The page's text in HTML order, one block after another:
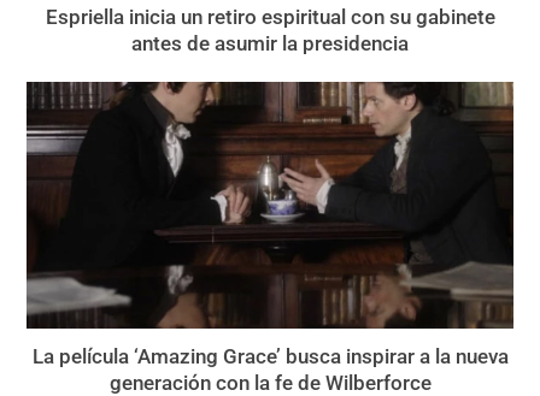
Espriella inicia un retiro espiritual con su gabinete
antes de asumir la presidencia
La película ‘Amazing Grace’ busca inspirar a la nueva
generación con la fe de Wilberforce